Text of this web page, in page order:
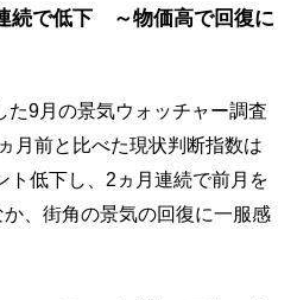
続で低下 ～物価高で回復に
た9月の景気ウォッチャー調査
月前と比べた現状判断指数は
ト低下し、2ヵ月連続で前月を
、街角の景気の回復に一服感